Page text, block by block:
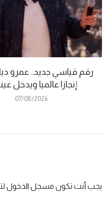
رقم قياسي جديد.. عمرو
إنجازا عالميا ويدخل
07/08/2026
يجب أنت تكون مسجل الدخول